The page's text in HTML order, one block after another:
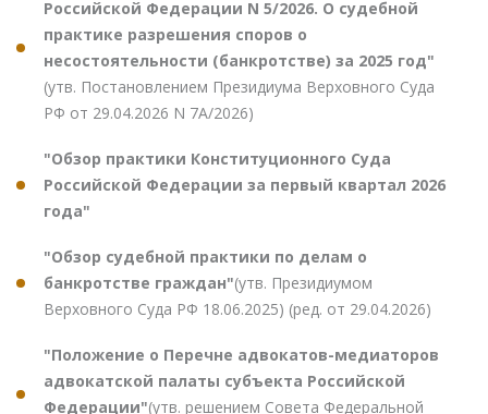
Российской Федерации N 5/2026. О судебной
практике разрешения споров о
несостоятельности (банкротстве) за 2025 год"
(утв. Постановлением Президиума Верховного Суда
РФ от 29.04.2026 N 7А/2026)
"Обзор практики Конституционного Суда
Российской Федерации за первый квартал 2026
года"
"Обзор судебной практики по делам о
банкротстве граждан"(утв. Президиумом
Верховного Суда РФ 18.06.2025) (ред. от 29.04.2026)
"Положение о Перечне адвокатов-медиаторов
адвокатской палаты субъекта Российской
Федерации"(утв. решением Совета Федеральной